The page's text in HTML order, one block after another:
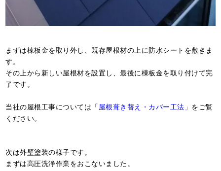
まずは棟板金を取り外し、既存屋根材の上に防水シートを敷きま
す。
その上から新しい屋根材を設置し、最後に棟板金を取り付けて完
了です。
当社の屋根工事については 「屋根葺き替え・カバー工法」 をご覧
ください。
次は外壁塗装の様子です。
まずは高圧洗浄作業をおこないました。